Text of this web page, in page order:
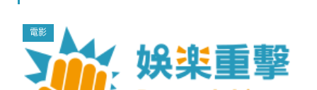
電影